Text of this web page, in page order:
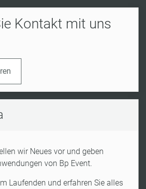
Kontakt mit uns
wir Neues vor und geben
von Bp Event.
Laufenden und erfahren Sie alles